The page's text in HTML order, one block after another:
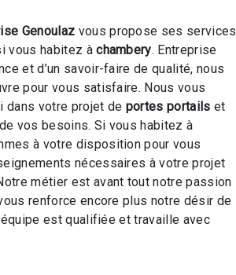
Genoulaz vous propose ses services
vous habitez àchambery. Entreprise
et d’un savoir-faire de qualité, nous
pour vous satisfaire. Nous vous
dans votre projet de portes portails et
vos besoins. Si vous habitez à
à votre disposition pour vous
nécessaires à votre projet
métier est avant tout notre passion
renforce encore plus notre désir de
est qualifiée et travaille avec